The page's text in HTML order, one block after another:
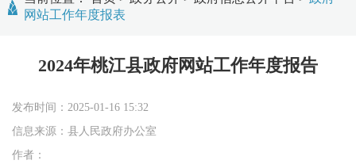
网站工作年度报表
2024年桃江县政府网站工作年度报告
发布时间：2025-01-16 15:32
信息来源：县人民政府办公室
作者：